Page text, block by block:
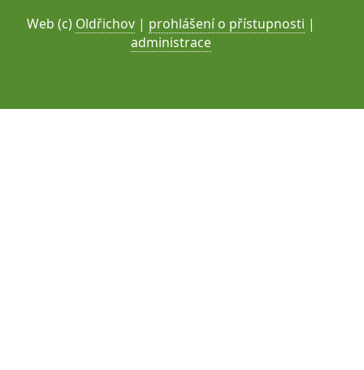
Web (c) Oldřichov | prohlášení o přístupnosti |
administrace